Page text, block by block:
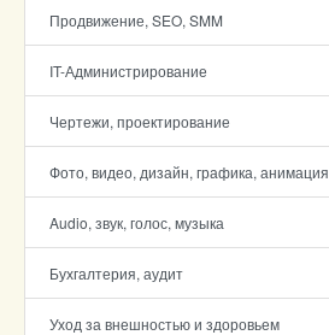
Продвижение, SEO, SMM
IT-Администрирование
Чертежи, проектирование
Фото, видео, дизайн, графика, анимация
Audio, звук, голос, музыка
Бухгалтерия, аудит
Уход за внешностью и здоровьем